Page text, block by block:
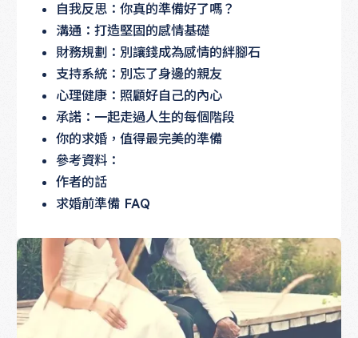
自我反思：你真的準備好了嗎？
溝通：打造堅固的感情基礎
財務規劃：別讓錢成為感情的絆腳石
支持系統：別忘了身邊的親友
心理健康：照顧好自己的內心
承諾：一起走過人生的每個階段
你的求婚，值得最完美的準備
參考資料：
作者的話
求婚前準備 FAQ